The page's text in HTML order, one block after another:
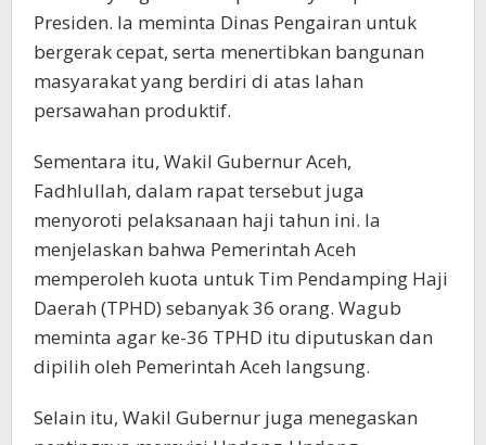
Presiden. Ia meminta Dinas Pengairan untuk
bergerak cepat, serta menertibkan bangunan
masyarakat yang berdiri di atas lahan
persawahan produktif.
Sementara itu, Wakil Gubernur Aceh,
Fadhlullah, dalam rapat tersebut juga
menyoroti pelaksanaan haji tahun ini. Ia
menjelaskan bahwa Pemerintah Aceh
memperoleh kuota untuk Tim Pendamping Haji
Daerah (TPHD) sebanyak 36 orang. Wagub
meminta agar ke-36 TPHD itu diputuskan dan
dipilih oleh Pemerintah Aceh langsung.
Selain itu, Wakil Gubernur juga menegaskan